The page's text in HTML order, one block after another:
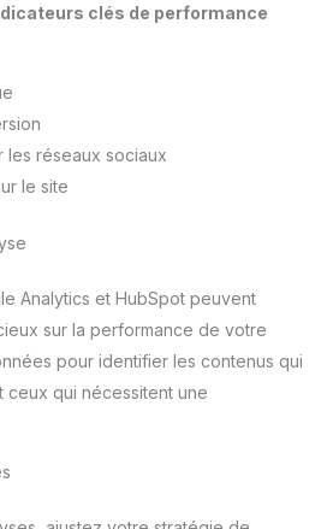
clés de performance
les réseaux sociaux
le site
Analytics et HubSpot peuvent
sur la performance de votre
pour identifier les contenus qui
ceux qui nécessitent une